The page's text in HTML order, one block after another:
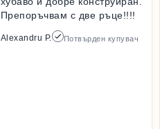
Препоръчвам с две ръце!!!!
Alexandru P. Потвърден купувач